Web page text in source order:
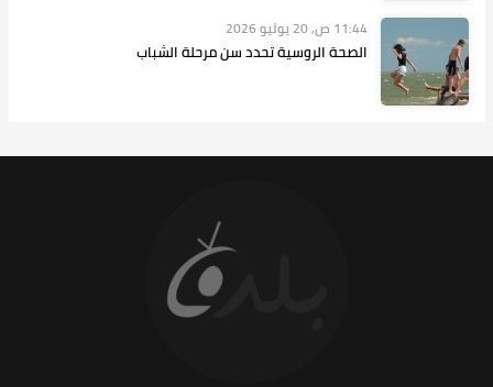
11:44 ص, 20 يوليو 2026
الصحة الروسية تحدد سن مرحلة الشباب